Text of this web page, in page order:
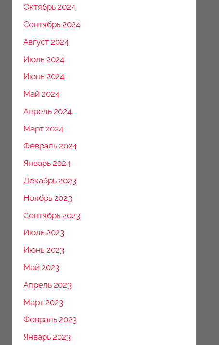
Октябрь 2024
Сентябрь 2024
Август 2024
Июль 2024
Июнь 2024
Май 2024
Апрель 2024
Март 2024
Февраль 2024
Январь 2024
Декабрь 2023
Ноябрь 2023
Сентябрь 2023
Июль 2023
Июнь 2023
Май 2023
Апрель 2023
Март 2023
Февраль 2023
Январь 2023